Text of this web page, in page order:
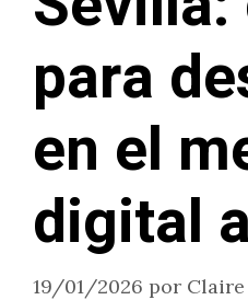
para
en el
digital
19/01/2026 por Claire